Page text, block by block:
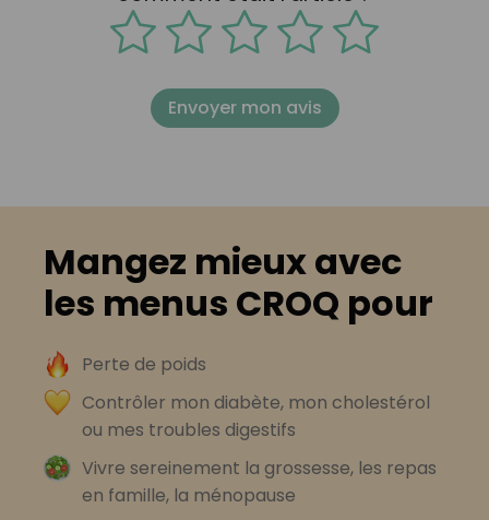
Envoyer mon avis
Mangez mieux avec
les menus CROQ pour
Perte de poids
Contrôler mon diabète, mon cholestérol
ou mes troubles digestifs
Vivre sereinement la grossesse, les repas
en famille, la ménopause